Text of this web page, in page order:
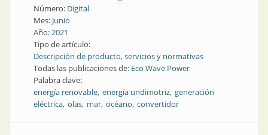
Número: Digital
Mes: Junio
Año:2021
Tipo de artículo:
Descripción de producto, servicios y normativas
Todas las publicaciones de: Eco Wave Power
Palabra clave:
energía renovable energía undimotriz generación
eléctrica olas mar océano convertidor